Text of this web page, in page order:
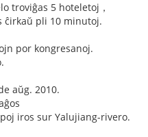
troviĝas 5 hoteletoj，
ĉirkaŭ pli 10 minutoj.
por kongresanoj.
aŭg. 2010.
iros sur Yalujiang-rivero.